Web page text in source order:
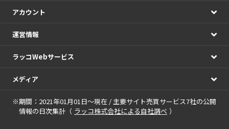
アカウント
運営情報
ラッコWebサービス
メディア
※期間：2021年01月01日～現在 / 主要サイト売買サービス7社の公開
情報の日次集計（ ラッコ株式会社による自社調べ ）